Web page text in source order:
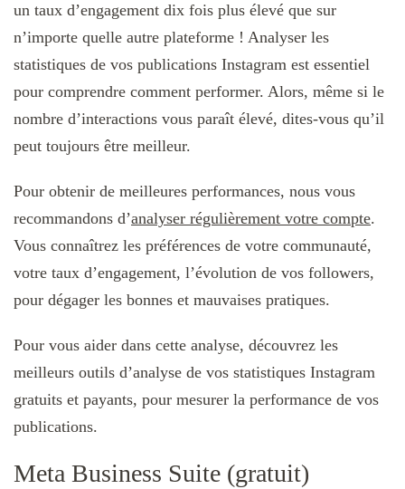
un taux d’engagement dix fois plus élevé que sur
n’importe quelle autre plateforme ! Analyser les
statistiques de vos publications Instagram est essentiel
pour comprendre comment performer. Alors, même si le
nombre d’interactions vous paraît élevé, dites-vous qu’il
peut toujours être meilleur.
Pour obtenir de meilleures performances, nous vous
recommandons d’analyser régulièrement votre compte.
Vous connaîtrez les préférences de votre communauté,
votre taux d’engagement, l’évolution de vos followers,
pour dégager les bonnes et mauvaises pratiques.
Pour vous aider dans cette analyse, découvrez les
meilleurs outils d’analyse de vos statistiques Instagram
gratuits et payants, pour mesurer la performance de vos
publications.
Meta Business Suite (gratuit)